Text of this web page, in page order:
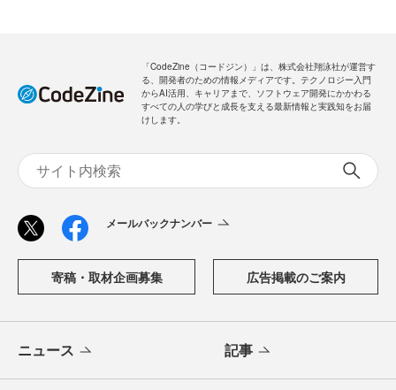
「CodeZine（コードジン）」は、株式会社翔泳社が運営す
る、開発者のための情報メディアです。テクノロジー入門
からAI活用、キャリアまで、ソフトウェア開発にかかわる
すべての人の学びと成長を支える最新情報と実践知をお届
けします。
メールバックナンバー
寄稿・取材企画募集 広告掲載のご案内
ニュース 記事